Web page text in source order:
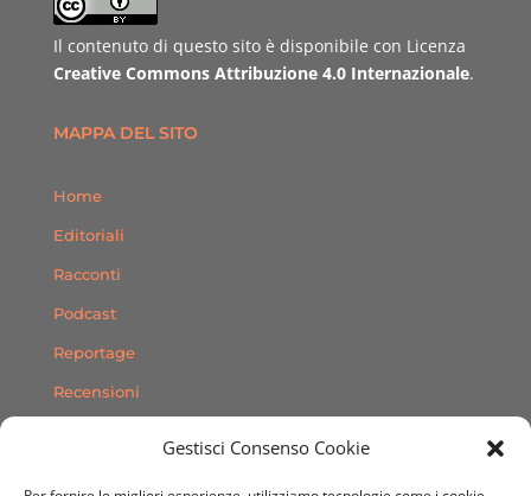
Gestisci Consenso Cookie
Il contenuto di questo sito è disponibile con Licenza
Creative Commons Attribuzione 4.0 Internazionale.
MAPPA DEL SITO
Home
Editoriali
Racconti
Podcast
Reportage
Recensioni